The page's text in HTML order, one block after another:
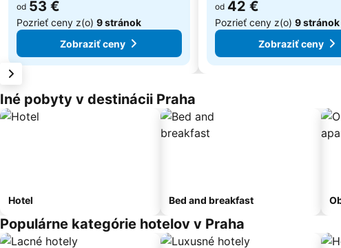
od 53 €
Pozrieť ceny z(o) 9 stránok
Zobraziť ceny
od 42 €
Pozrieť ceny z(o) 9 stránok
Zobraziť ceny
Iné pobyty v destinácii Praha
Hotel Bed and breakfast
Populárne kategórie hotelov v Praha